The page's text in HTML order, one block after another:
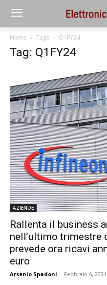
Home Tags Q1FY24
Tag: Q1FY24
AZIENDE
Rallenta il business
nell’ultimo trimestre
prevede ora ricavi
euro
Arsenio Spadoni - Febbraio 6, 2024